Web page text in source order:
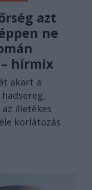
azt
ne
hírmix
akart a
illetékes
korlátozás